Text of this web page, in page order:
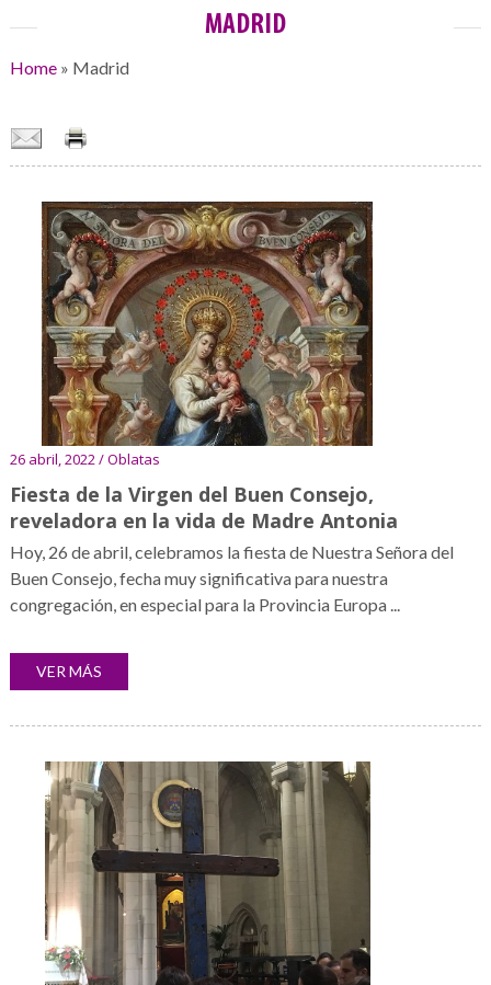
MADRID
Home» Madrid
26 abril, 2022 / Oblatas
Fiesta de la Virgen del Buen Consejo,
reveladora en la vida de Madre Antonia
Hoy, 26 de abril, celebramos la fiesta de Nuestra Señora del
Buen Consejo, fecha muy significativa para nuestra
congregación, en especial para la Provincia Europa ...
VER MÁS